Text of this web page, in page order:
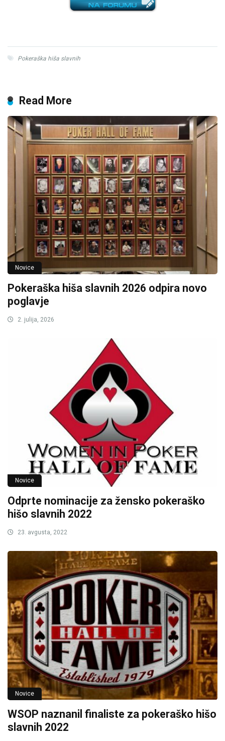
Pokeraška hiša slavnih
Read More
Novice
Pokeraška hiša slavnih 2026 odpira novo
poglavje
2. julija, 2026
Novice
Odprte nominacije za žensko pokeraško
hišo slavnih 2022
23. avgusta, 2022
Novice
WSOP naznanil finaliste za pokeraško hišo
slavnih 2022